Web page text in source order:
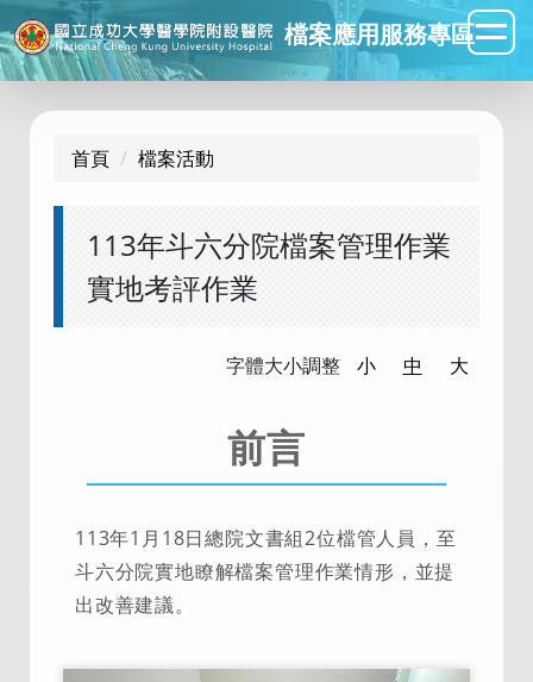
跳
到
主
檔案應用服務專區
首頁 檔案活動
113年斗六分院檔案管理作業
實地考評作業
字體大小調整 小 中 大
前言
113年1月18日總院文書組2位檔管人員，至
斗六分院實地瞭解檔案管理作業情形，並提
出改善建議。